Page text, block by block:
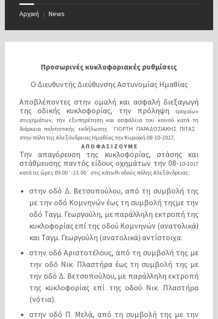
Αρχική / News
Προσωρινές κυκλοφοριακές ρυθμίσεις
Ο Διευθυντής Διεύθυνσης Αστυνομίας Ημαθίας
Αποβλέποντες στην ομαλή και ασφαλή διεξαγωγή
της οδικής κυκλοφορίας, την πρόληψη
τροχαίων
ατυχημάτων, την εξυπηρέτηση και ασφάλεια του κοινού κατά τη
διάρκειαπολιτιστικής εκδήλωσης ¨ΓΙΟΡΤΗ ΠΑΡΑΔΟΣΙΑΚΗΣ ΠΙΤΑΣ¨
στην πόλη της Αλεξάνδρειας Ημαθίας την Κυριακή 08-10-2017,
Α Π Ο Φ Α Σ Ι Ζ Ο Υ Μ Ε
Την απαγόρευση της κυκλοφορίας, στάσης και
στάθμευσης παντός είδους οχημάτων την 08-10-2017
κατά τις ώρες 09.00΄-23.00΄ στις κάτωθι οδούς πόλης Αλεξάνδρειας:
στην οδό Δ. Βετσοπούλου, από τη συμβολή της
με την οδό Κομνηνών έως τη συμβολή τηςμε την
οδό Ταγμ. Γεωργούλη, με παράλληλη εκτροπή της
κυκλοφορίας επί της οδού Κομνηνών (ανατολικά)
και Ταγμ. Γεωργούλη (ανατολικά) αντίστοιχα.
στην οδό Αριστοτέλους, από τη συμβολή της με
την οδό Νικ. Πλαστήρα έως τη συμβολή της με
την οδό Δ. Βετσοπούλου, με παράλληλη εκτροπή
της κυκλοφορίας επί της οδού Νικ. Πλαστήρα
(νότια).
στην οδό Π. Μελά, από τη συμβολή της με την